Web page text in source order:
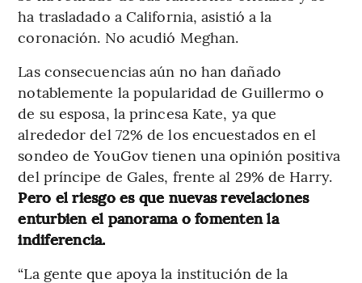
ha trasladado a California, asistió a la
coronación. No acudió Meghan.
Las consecuencias aún no han dañado
notablemente la popularidad de Guillermo o
de su esposa, la princesa Kate, ya que
alrededor del 72% de los encuestados en el
sondeo de YouGov tienen una opinión positiva
del príncipe de Gales, frente al 29% de Harry.
Pero el riesgo es que nuevas revelaciones
enturbien el panorama o fomenten la
indiferencia.
“La gente que apoya la institución de la